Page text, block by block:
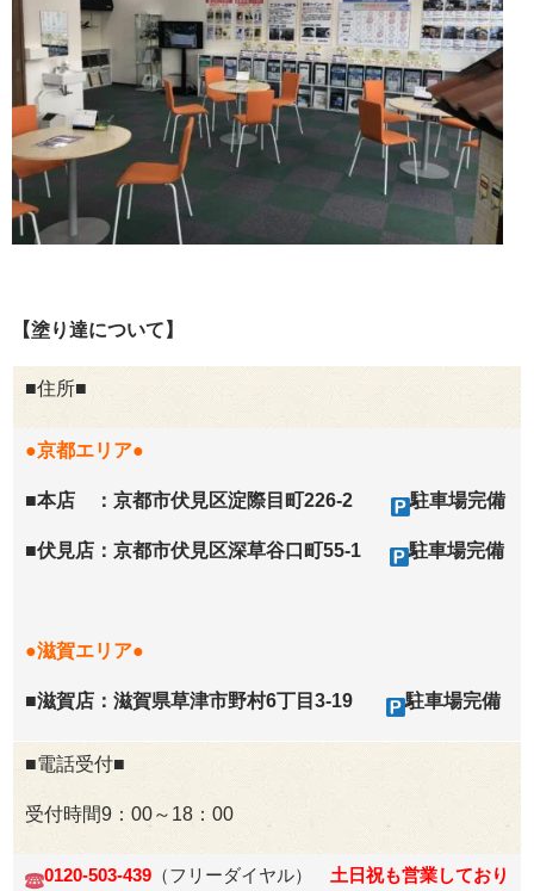
【塗り達について】
■住所■
●京都エリア●
■本店 ：京都市伏見区淀際目町226-2 駐車場完備
■伏見店：京都市伏見区深草谷口町55-1 駐車場完備
●滋賀エリア●
■滋賀店：滋賀県草津市野村6丁目3-19 駐車場完備
■電話受付■
受付時間9：00～18：00
0120-503-439 （フリーダイヤル） 土日祝も営業しており